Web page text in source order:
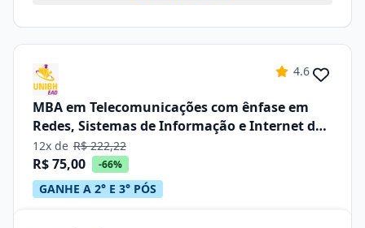
4.6
MBA em Telecomunicações com ênfase em
Redes, Sistemas de Informação e Internet das
Coisas –iot
12x de R$ 222,22
R$ 75,00 -66%
GANHE A 2° E 3° PÓS